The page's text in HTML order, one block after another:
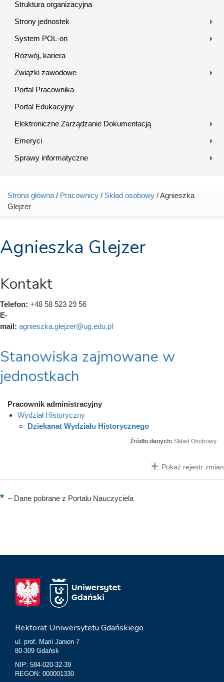
Struktura organizacyjna
Strony jednostek
System POL-on
Rozwój, kariera
Związki zawodowe
Portal Pracownika
Portal Edukacyjny
Elektroniczne Zarządzanie Dokumentacją
Emeryci
Sprawy informatyczne
Jesteś tutaj
Strona główna / Pracownicy / Skład osobowy / Agnieszka
Glejzer
Agnieszka Glejzer
Kontakt
Telefon: +48 58 523 29 56
E-
mail: agnieszka.glejzer@ug.edu.pl
Stanowiska zajmowane w
jednostkach
Pracownik administracyjny
Wydział Historyczny
Dziekanat Wydziału Historycznego
Źródło danych: Skład Osobowy
Pokaż rejestr zmian
–Dane pobrane z Portalu Nauczyciela
Rektorat Uniwersytetu Gdańskiego
ul. prof. Marii Janion 7
80-309 Gdańsk
NIP: 584-020-32-39
REGON: 000001330